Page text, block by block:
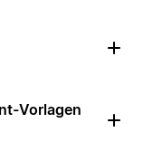
Vorlagen